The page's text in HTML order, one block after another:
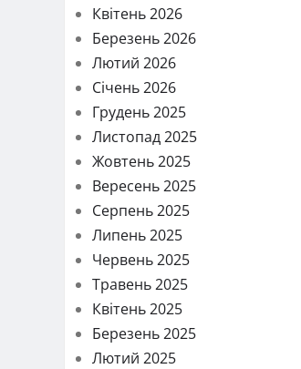
Квітень 2026
Березень 2026
Лютий 2026
Січень 2026
Грудень 2025
Листопад 2025
Жовтень 2025
Вересень 2025
Серпень 2025
Липень 2025
Червень 2025
Травень 2025
Квітень 2025
Березень 2025
Лютий 2025